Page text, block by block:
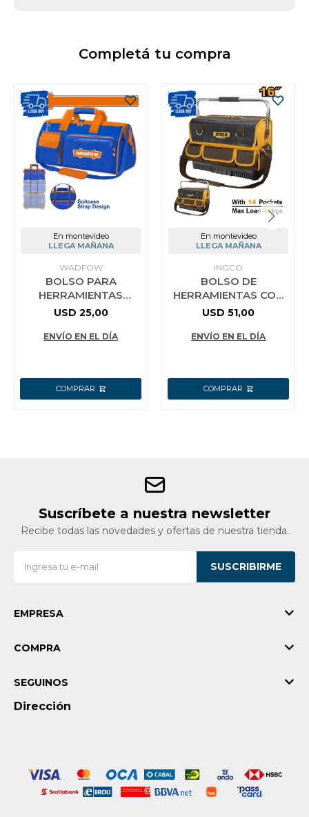
Completá tu compra
En montevideo
LLEGA MAÑANA
WADFOW
BOLSO PARA
HERRAMIENTAS
19PULG POLIÉSTER
COLOR AZUL
USD 25,00
ENVÍO EN EL DÍA
En montevideo
LLEGA MAÑANA
INGCO
BOLSO DE
HERRAMIENTAS CON
BASE REFORZADA 16
- 20KG - HTBGL05
USD 51,00
ENVÍO EN EL DÍA
Suscríbete a nuestra newsletter
Recibe todas las novedades y ofertas de nuestra tienda.
SUSCRIBIRME
EMPRESA
COMPRA
Dirección
SEGUINOS